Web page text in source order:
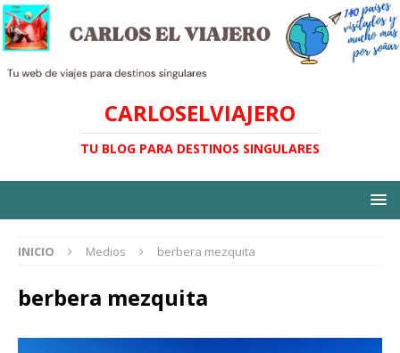
CARLOSELVIAJERO
TU BLOG PARA DESTINOS SINGULARES
INICIO Medios berbera mezquita
berbera mezquita